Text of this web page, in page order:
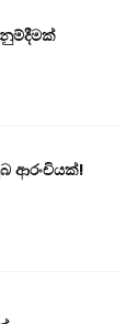
ආරංචියක්!